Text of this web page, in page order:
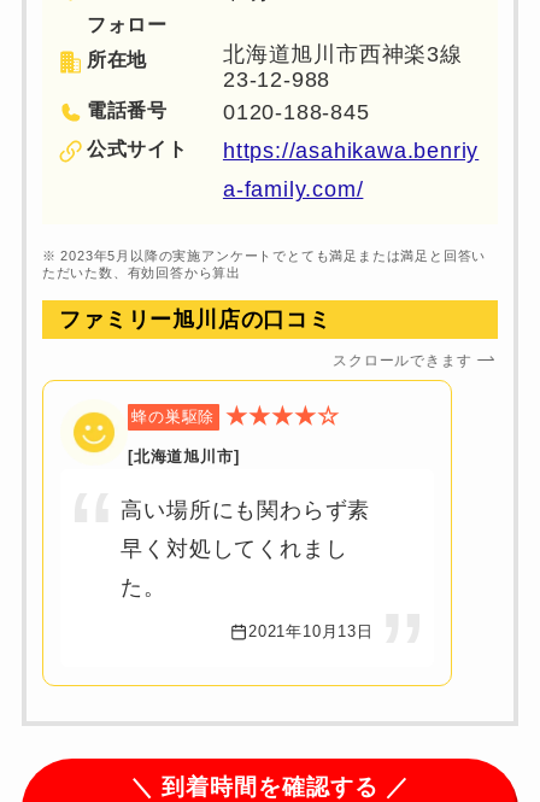
フォロー
所在地
北海道旭川市西神楽3線
23-12-988
電話番号 0120-188-845
公式サイト
https://asahikawa.benriy
a-family.com/
※ 2023年5月以降の実施アンケートでとても満足または満足と回答い
ただいた数、有効回答から算出
ファミリー旭川店の 口コミ
スクロールできます
蜂の巣駆除 ★★★★☆
[北海道旭川市]
高い場所にも関わらず素
早く対処してくれまし
た。
2021年10月13日
＼ 到着時間を確認する ／